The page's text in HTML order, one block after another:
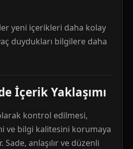
yeni içerikleri daha kolay
duydukları bilgilere daha
İçerik Yaklaşımı
kontrol edilmesi,
ve bilgi kalitesini korumaya
Sade, anlaşılır ve düzenli